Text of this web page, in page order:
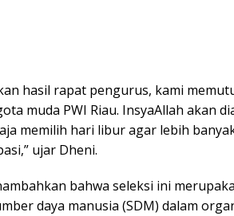
hasil rapat pengurus, kami
muda PWI Riau. InsyaAllah akan
memilih hari libur agar lebih
ujar Dheni.
bahwa seleksi ini
daya manusia (SDM) dalam